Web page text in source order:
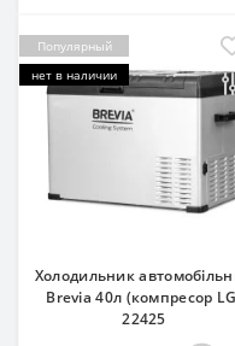
Популярный
нет в наличии
Холодильник
Brevia 40л (компресор
22425